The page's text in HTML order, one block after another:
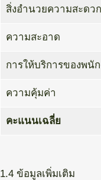
สิ่งอำนวยความสะดวก
ความสะอาด
การให้บริการของพนั
ความคุ้มค่า
คะแนนเฉลี่ย
1.4 ข้อมูลเพิ่มเติม